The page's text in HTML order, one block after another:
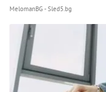
MelomanBG - Sled5.bg